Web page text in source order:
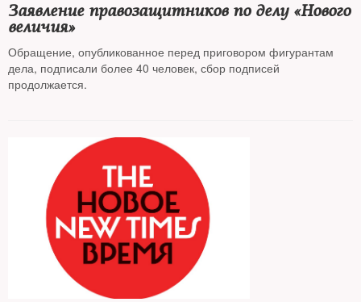
Заявление правозащитников по делу «Нового
величия»
Обращение, опубликованное перед приговором фигурантам
дела, подписали более 40 человек, сбор подписей
продолжается.